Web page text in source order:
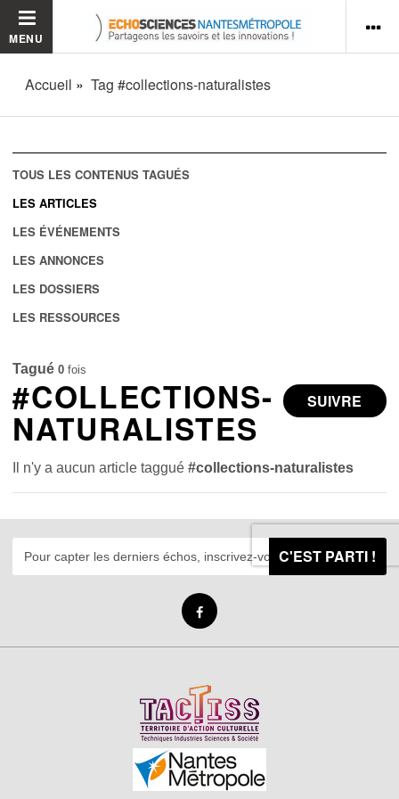
MENU
Accueil Tag #collections-naturalistes
TOUS LES CONTENUS TAGUÉS
LES ARTICLES
LES ÉVÉNEMENTS
LES ANNONCES
LES DOSSIERS
LES RESSOURCES
Tagué 0 fois
SUIVRE
#COLLECTIONS-
NATURALISTES
Il n'y a aucun article taggué#collections-naturalistes
C'EST PARTI !